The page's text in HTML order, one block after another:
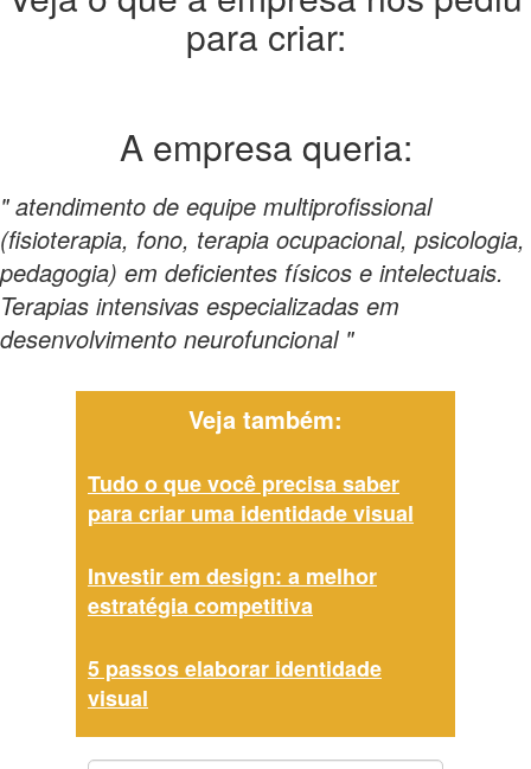
para criar:
A empresa queria:
" atendimento de equipe multiprofissional
(fisioterapia, fono, terapia ocupacional, psicologia,
pedagogia) em deficientes físicos e intelectuais.
Terapias intensivas especializadas em
desenvolvimento neurofuncional "
Veja também:
Tudo o que você precisa saber
para criar uma identidade visual
Investir em design: a melhor
estratégia competitiva
5 passos elaborar identidade
visual